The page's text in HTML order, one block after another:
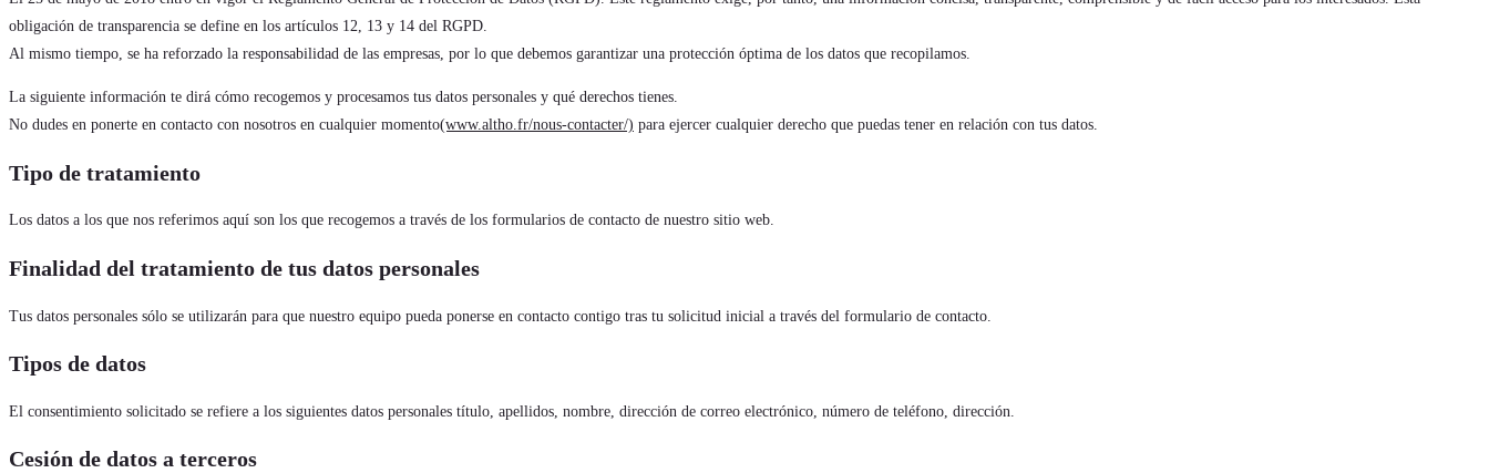
obligación de transparencia se define en los artículos 12, 13 y 14 del RGPD.
Al mismo tiempo, se ha reforzado la responsabilidad de las empresas, por lo que debemos garantizar una protección óptima de los datos que recopilamos.
La siguiente información te dirá cómo recogemos y procesamos tus datos personales y qué derechos tienes.
No dudes en ponerte en contacto con nosotros en cualquier momento(www.altho.fr/nous-contacter/) para ejercer cualquier derecho que puedas tener en relación con tus datos.
Tipo de tratamiento
Los datos a los que nos referimos aquí son los que recogemos a través de los formularios de contacto de nuestro sitio web.
Finalidad del tratamiento de tus datos personales
Tus datos personales sólo se utilizarán para que nuestro equipo pueda ponerse en contacto contigo tras tu solicitud inicial a través del formulario de contacto.
Tipos de datos
El consentimiento solicitado se refiere a los siguientes datos personales título, apellidos, nombre, dirección de correo electrónico, número de teléfono, dirección.
Cesión de datos a terceros